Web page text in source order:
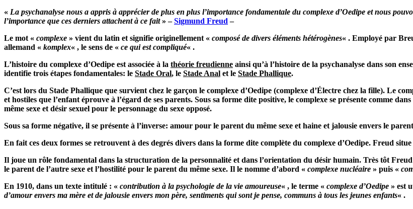
« La psychanalyse nous a appris à apprécier de plus en plus l’importance fondamentale du complexe d’Oedipe et nous
l’importance que ces derniers attachent à ce fait» –Sigmund Freud –
Le mot « complexe » vient du latin et signifie originellement « composé de divers éléments hétérogènes« . Employé par
allemand « komplex« , le sens de « ce qui est compliqué« .
L’histoire du complexe d’Oedipe est associée à la théorie freudienne ainsi qu’à l’histoire de la psychanalyse dans son
identifie trois étapes fondamentales: le Stade Oral, le Stade Anal et le Stade Phallique.
C’est lors du Stade Phallique que survient chez le garçon le complexe d’Oedipe (complexe d’Électre chez la fille). Le
et hostiles que l’enfant éprouve à l’égard de ses parents. Sous sa forme dite positive, le complexe se présente comme
même sexe et désir sexuel pour le personnage du sexe opposé.
Sous sa forme négative, il se présente à l’inverse: amour pour le parent du même sexe et haine et jalousie envers le
En fait ces deux formes se retrouvent à des degrés divers dans la forme dite complète du complexe d’Oedipe. Freud
Il joue un rôle fondamental dans la structuration de la personnalité et dans l’orientation du désir humain. Très tôt Freud
le parent de l’autre sexe et l’hostilité pour le parent du même sexe. Il le nomme d’abord « complexe nucléaire » puis «
En 1910, dans un texte intitulé : « contribution à la psychologie de la vie amoureuse« , le terme « complexe d’Oedipe » est
d’amour envers ma mère et de jalousie envers mon père, sentiments qui sont je pense, communs à tous les jeunes enfants« .